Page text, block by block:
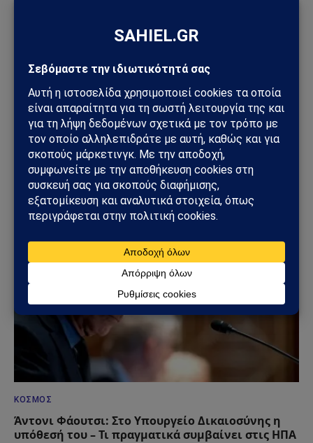
ΚΌΣΜΟΣ
Στενά του Ορμούζ: Το μεγάλο όπλο στρατηγικής
ισχύος του Ιράν – Οι 6 όροι που θέτει η Τεχεράνη
στις ΗΠΑ
09/08/2026
ΚΌΣΜΟΣ
Άντονι Φάουτσι: Στο Υπουργείο Δικαιοσύνης η
υπόθεσή του – Τι πραγματικά συμβαίνει στις ΗΠΑ